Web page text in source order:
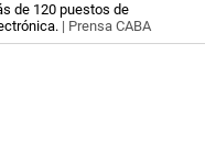
de 120 puestos de
| Prensa CABA